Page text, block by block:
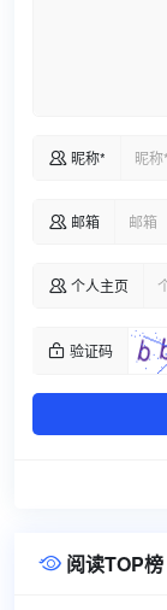
 昵称*
 邮箱
 个人主页
 验证码
 阅读TOP榜